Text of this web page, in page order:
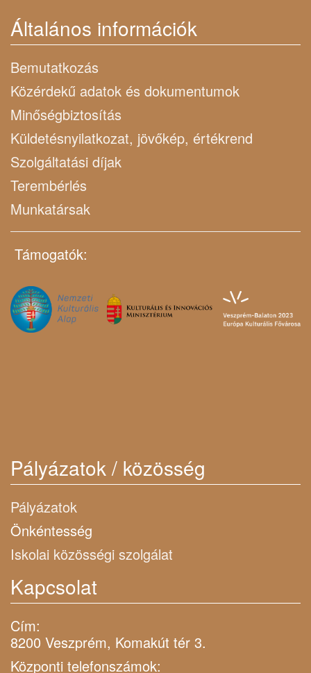
Általános információk
Bemutatkozás
Közérdekű adatok és dokumentumok
Minőségbiztosítás
Küldetésnyilatkozat, jövőkép, értékrend
Szolgáltatási díjak
Terembérlés
Munkatársak
Támogatók:
Pályázatok / közösség
Pályázatok
Önkéntesség
Iskolai közösségi szolgálat
Kapcsolat
Cím:
8200 Veszprém, Komakút tér 3.
Központi telefonszámok: